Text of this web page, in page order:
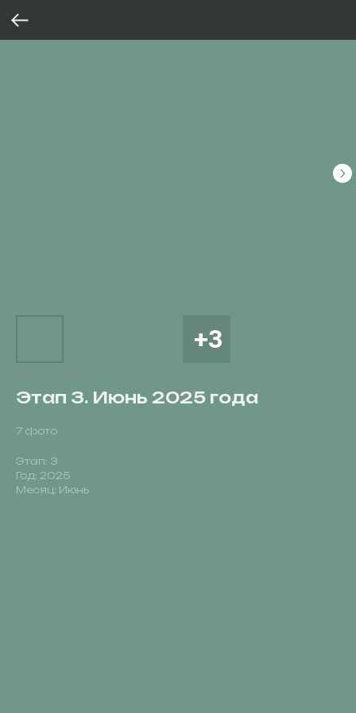
Этап 3. Июнь 2025 года
7 фото
Этап: 3
Год: 2025
Месяц: Июнь